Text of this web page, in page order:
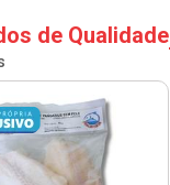
de Qualidade